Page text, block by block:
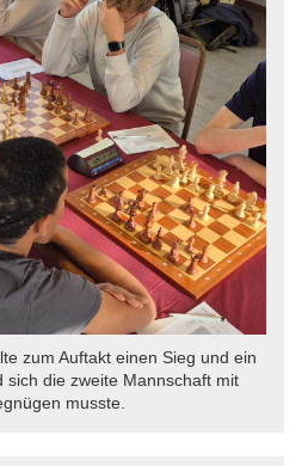
zum Auftakt einen Sieg und ein
sich die zweite Mannschaft mit
musste.